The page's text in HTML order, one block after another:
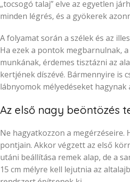
„tocsogó talaj” elve az egyetlen
minden légrés, és a gyökerek
A folyamat során a szélek és az
Ha ezek a pontok megbarnulnak,
munkának, érdemes tisztázni az
kertjének díszévé. Bármennyire is
lábnyomok mélyedéseket
Az első nagy beöntözés
Ne hagyatkozzon a
pontjain. Akkor végzett az első
utáni beállítása remek alap, de a
15 cm mélyre kell lejutnia az